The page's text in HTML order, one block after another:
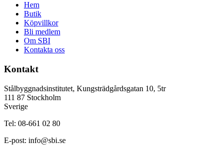
Hem
Butik
Köpvillkor
Bli medlem
Om SBI
Kontakta oss
Kontakt
Stålbyggnadsinstitutet, Kungsträdgårdsgatan 10, 5tr
111 87 Stockholm
Sverige
Tel: 08-661 02 80
E-post: info@sbi.se